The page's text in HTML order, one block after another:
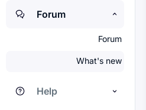
Forum
Forum
What's new
Help